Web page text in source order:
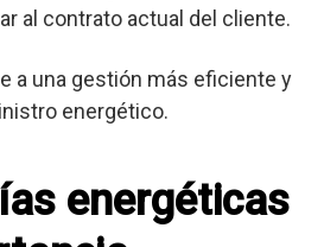
al contrato actual del cliente.
a una gestión más eficiente y
energético.
energéticas